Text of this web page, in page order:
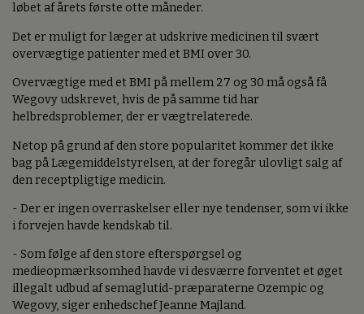
løbet af årets første otte måneder.
Det er muligt for læger at udskrive medicinen til svært
overvægtige patienter med et BMI over 30.
Overvægtige med et BMI på mellem 27 og 30 må også få
Wegovy udskrevet, hvis de på samme tid har
helbredsproblemer, der er vægtrelaterede.
Netop på grund af den store popularitet kommer det ikke
bag på Lægemiddelstyrelsen, at der foregår ulovligt salg af
den receptpligtige medicin.
- Der er ingen overraskelser eller nye tendenser, som vi ikke
i forvejen havde kendskab til.
- Som følge af den store efterspørgsel og
medieopmærksomhed havde vi desværre forventet et øget
illegalt udbud af semaglutid-præparaterne Ozempic og
Wegovy, siger enhedschef Jeanne Majland.